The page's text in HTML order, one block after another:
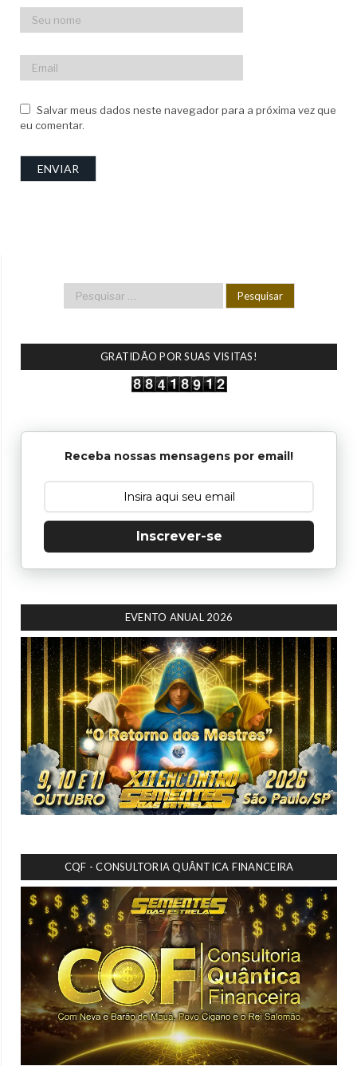
Salvar meus dados neste navegador para a próxima vez que
eu comentar.
GRATIDÃO POR SUAS VISITAS!
Receba nossas mensagens por email!
Inscrever-se
EVENTO ANUAL 2026
CQF - CONSULTORIA QUÂNTICA FINANCEIRA